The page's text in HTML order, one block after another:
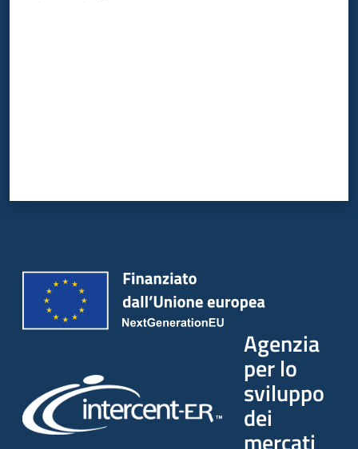
Agenzia
per lo
sviluppo
dei
mercati